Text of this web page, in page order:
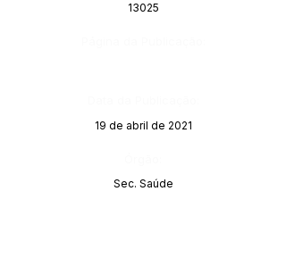
13025
19 de abril de 2021
Sec. Saúde